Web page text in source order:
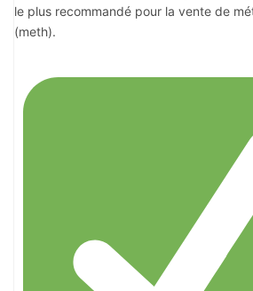
le plus recommandé pour la vente de
(meth).